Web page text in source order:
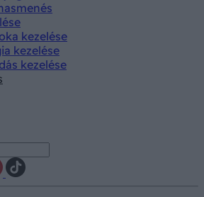
kezelése
kezelése
kezelése